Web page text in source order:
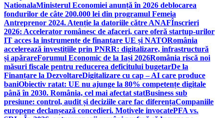
NationalaMinisterul Economiei anunță în 2026 deblocarea
fondurilor de câte 200.000 lei din programul Femeia
Antreprenor 2024. Atenție la datoriile către ANAFÎnscrieri
2026: Accelerator românesc de afaceri, care oferă startup-urilor
IT acces la instrumente de finanțare UE și NATORomânia
accelerează investițiile prin PNRR: digitalizare, infrastructură
și apărareForumul Economic de la Iași 2026România riscă noi
măsuri fiscale pentru reducerea deficitului bugetarDe la
Finanțare la DezvoltareDigitalizare cu cap – AI care produce
baniObiectiv ratat: UE nu ajunge la 80% competențe digitale
până în 2030. România, cel mai afectat statBusiness sub
presiune: control, audit și deciziile care fac diferențaCompaniile
europene declanșează concedieri. Motivele invocatePFA vs.